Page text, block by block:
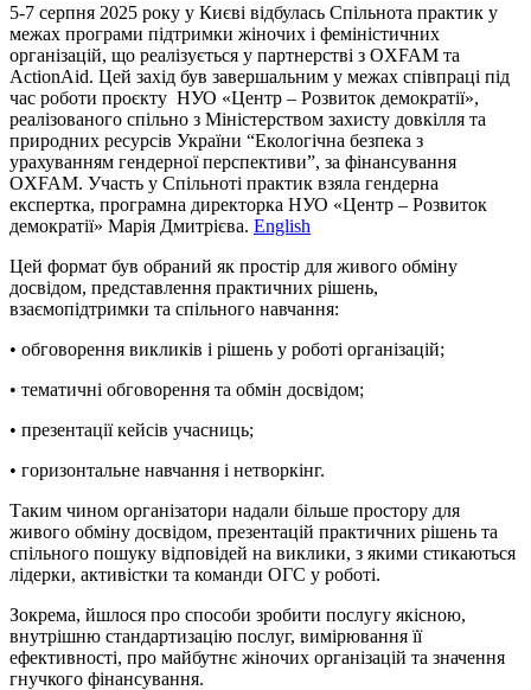
5-7 серпня 2025 року у Києві відбулась Спільнота практик у
межах програми підтримки жіночих і феміністичних
організацій, що реалізується у партнерстві з OXFAM та
ActionAid. Цей захід був завершальним у межах співпраці під
час роботи проєкту НУО «Центр – Розвиток демократії»,
реалізованого спільно з Міністерством захисту довкілля та
природних ресурсів України “Екологічна безпека з
урахуванням гендерної перспективи”, за фінансування
OXFAM. Участь у Спільноті практик взяла гендерна
експертка, програмна директорка НУО «Центр – Розвиток
демократії» Марія Дмитрієва. English
Цей формат був обраний як простір для живого обміну
досвідом, представлення практичних рішень,
взаємопідтримки та спільного навчання:
• обговорення викликів і рішень у роботі організацій;
• тематичні обговорення та обмін досвідом;
• презентації кейсів учасниць;
• горизонтальне навчання і нетворкінг.
Таким чином організатори надали більше простору для
живого обміну досвідом, презентацій практичних рішень та
спільного пошуку відповідей на виклики, з якими стикаються
лідерки, активістки та команди ОГС у роботі.
Зокрема, йшлося про способи зробити послугу якісною,
внутрішню стандартизацію послуг, вимірювання її
ефективності, про майбутнє жіночих організацій та значення
гнучкого фінансування.